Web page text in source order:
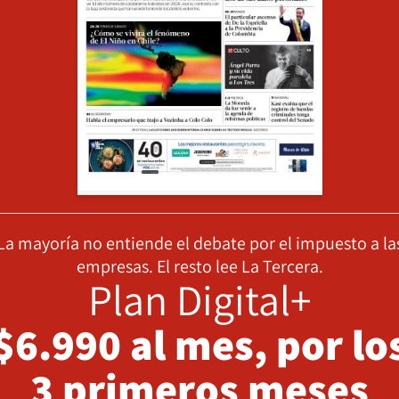
mayoría no entiende el debate por el impuesto a
empresas. El resto lee La Tercera.
Plan Digital+
al mes, por